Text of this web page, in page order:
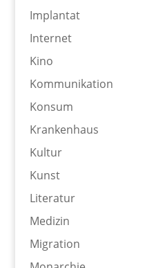
Implantat
Internet
Kino
Kommunikation
Konsum
Krankenhaus
Kultur
Kunst
Literatur
Medizin
Migration